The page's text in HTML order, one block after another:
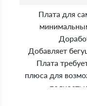
Плата для
Добавляет
Плата
плюса для
Присутствует